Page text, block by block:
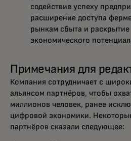
содействие успеху
расширение доступа
рынкам сбыта и раскрытие
экономического
Примечания для
Компания сотрудничает с
альянсом партнёров, чтобы
миллионов человек, ранее
цифровой экономики.
партнёров сказали следующее: